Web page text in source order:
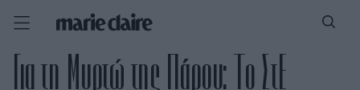
Για τη Μυρτώ της Πάρου: Το ΣτΕ